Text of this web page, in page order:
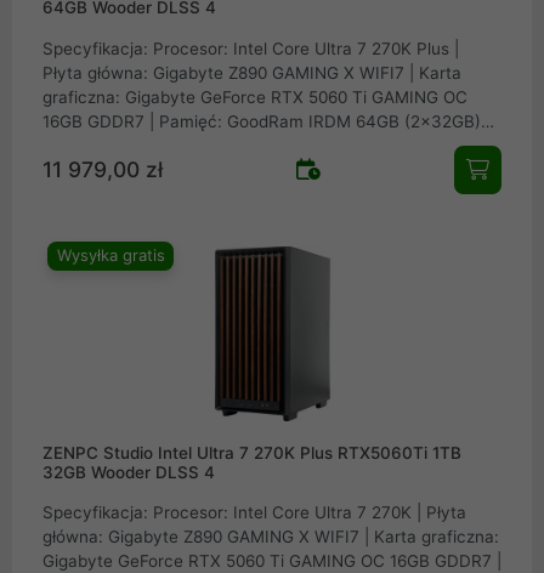
64GB Wooder DLSS 4
Specyfikacja: Procesor: Intel Core Ultra 7 270K Plus |
Płyta główna: Gigabyte Z890 GAMING X WIFI7 | Karta
graficzna: Gigabyte GeForce RTX 5060 Ti GAMING OC
16GB GDDR7 | Pamięć: GoodRam IRDM 64GB (2x32GB)
6000MHz CL30 | Dysk: Samsung SSD 990 PRO 2TB M.2
PCIe NVMe Gen4 | Obudowa: ZENPC Wooder TG Black 4x
Fander P12 PWM PST | Zasilacz: Seasonic FOCUS GX-750
procesora: Arctic Liquid Freezer III Pro 240
11 979,00 zł
Wysyłka gratis
ZENPC Studio Intel Ultra 7 270K Plus RTX5060Ti 1TB
32GB Wooder DLSS 4
Specyfikacja: Procesor: Intel Core Ultra 7 270K | Płyta
główna: Gigabyte Z890 GAMING X WIFI7 | Karta graficzna:
Gigabyte GeForce RTX 5060 Ti GAMING OC 16GB GDDR7 |